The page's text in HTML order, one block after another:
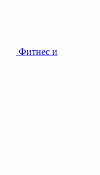
Фитнес и